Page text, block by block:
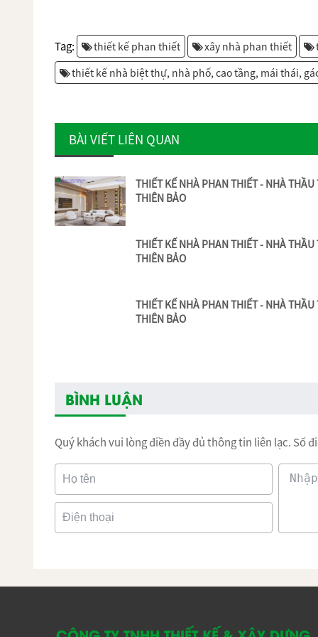
Tag: thiết kế phan thiết xây nhà phan thiết
thiết kế nhà biệt thự, nhà phố, cao tầng, mái thái,
BÀI VIẾT LIÊN QUAN
THIẾT KẾ NHÀ PHAN THIẾT - NHÀ THẦU
THIÊN BẢO
THIẾT KẾ NHÀ PHAN THIẾT - NHÀ THẦU
THIÊN BẢO
THIẾT KẾ NHÀ PHAN THIẾT - NHÀ THẦU
THIÊN BẢO
BÌNH LUẬN
Quý khách vui lòng điền đầy đủ thông tin liên lạc. Số